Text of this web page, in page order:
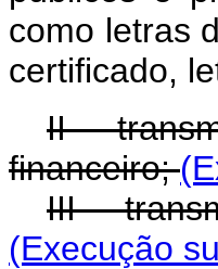
como letras
certificado,
II -
financeiro;
III -
(Execução